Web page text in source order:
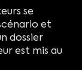
se
et
dossier
est mis au